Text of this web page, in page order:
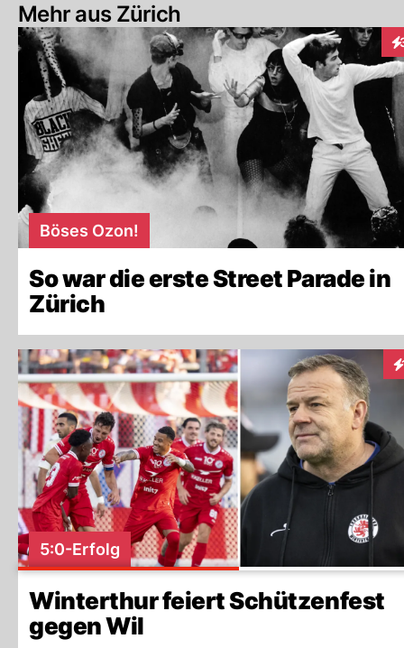
Mehr aus Zürich
Böses Ozon!
So war die erste Street Parade in
Zürich
5:0-Erfolg
Winterthur feiert Schützenfest
gegen Wil